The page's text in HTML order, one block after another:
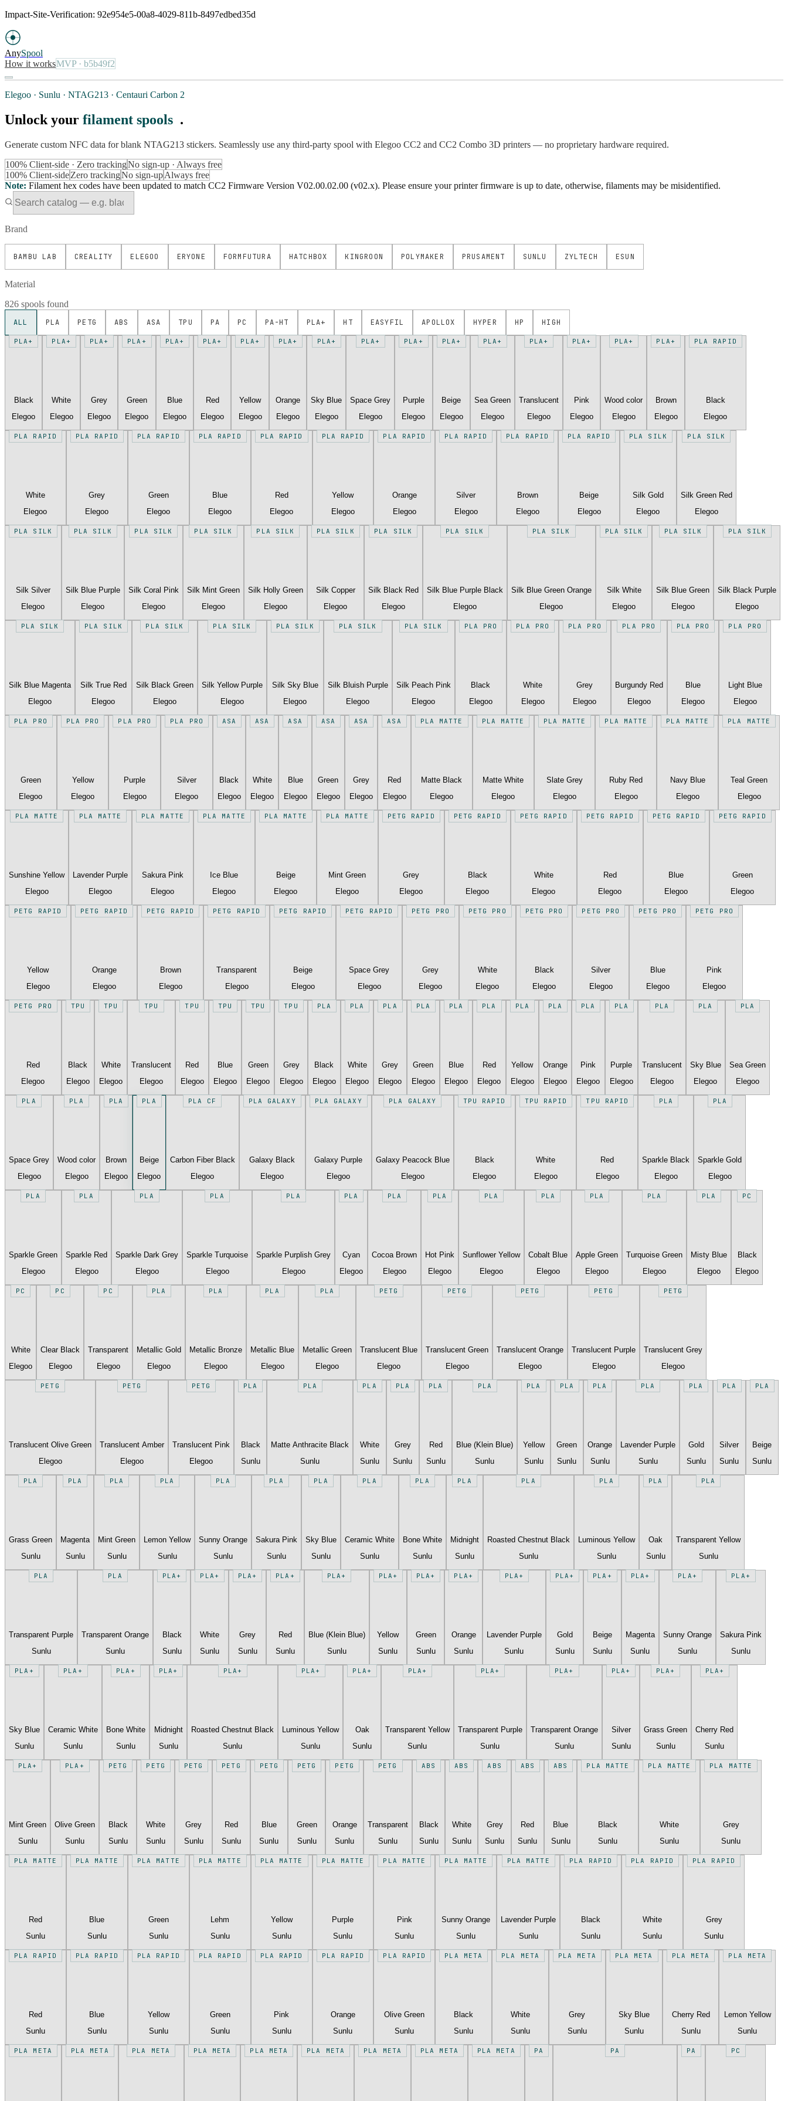
Impact-Site-Verification: 92e954e5-00a8-4029-811b-8497edbed35d
AnySpool
How it worksMVP· b5b49f2
Elegoo · Sunlu · NTAG213 · Centauri Carbon 2
Unlock your filament spools .
Generate custom NFC data for blank NTAG213 stickers. Seamlessly use any third-party spool with Elegoo CC2 and CC2 Combo 3D printers — no proprietary hardware required.
100% Client-side · Zero trackingNo sign-up · Always free
100% Client-sideZero trackingNo sign-upAlways free
Note: Filament hex codes have been updated to match CC2 Firmware Version V02.00.02.00 (v02.x). Please ensure your printer firmware is up to date, otherwise, filaments may be misidentified.
Brand
BAMBU LAB CREALITY ELEGOO ERYONE FORMFUTURA HATCHBOX KINGROON POLYMAKER PRUSAMENT SUNLU ZYLTECH ESUN
Material
826 spools found
ALL PLA PETG ABS ASA TPU PA PC PA-HT PLA+ HT EASYFIL APOLLOX HYPER HP HIGH
PLA+
Black
Elegoo
PLA+
White
Elegoo
PLA+
Grey
Elegoo
PLA+
Green
Elegoo
PLA+
Blue
Elegoo
PLA+
Red
Elegoo
PLA+
Yellow
Elegoo
PLA+
Orange
Elegoo
PLA+
Sky Blue
Elegoo
PLA+
Space Grey
Elegoo
PLA+
Purple
Elegoo
PLA+
Beige
Elegoo
PLA+
Sea Green
Elegoo
PLA+
Translucent
Elegoo
PLA+
Pink
Elegoo
PLA+
Wood color
Elegoo
PLA+
Brown
Elegoo
PLA RAPID
Black
Elegoo
PLA RAPID
White
Elegoo
PLA RAPID
Grey
Elegoo
PLA RAPID
Green
Elegoo
PLA RAPID
Blue
Elegoo
PLA RAPID
Red
Elegoo
PLA RAPID
Yellow
Elegoo
PLA RAPID
Orange
Elegoo
PLA RAPID
Silver
Elegoo
PLA RAPID
Brown
Elegoo
PLA RAPID
Beige
Elegoo
PLA SILK
Silk Gold
Elegoo
PLA SILK
Silk Green Red
Elegoo
PLA SILK
Silk Silver
Elegoo
PLA SILK
Silk Blue Purple
Elegoo
PLA SILK
Silk Coral Pink
Elegoo
PLA SILK
Silk Mint Green
Elegoo
PLA SILK
Silk Holly Green
Elegoo
PLA SILK
Silk Copper
Elegoo
PLA SILK
Silk Black Red
Elegoo
PLA SILK
Silk Blue Purple Black
Elegoo
PLA SILK
Silk Blue Green Orange
Elegoo
PLA SILK
Silk White
Elegoo
PLA SILK
Silk Blue Green
Elegoo
PLA SILK
Silk Black Purple
Elegoo
PLA SILK
Silk Blue Magenta
Elegoo
PLA SILK
Silk True Red
Elegoo
PLA SILK
Silk Black Green
Elegoo
PLA SILK
Silk Yellow Purple
Elegoo
PLA SILK
Silk Sky Blue
Elegoo
PLA SILK
Silk Bluish Purple
Elegoo
PLA SILK
Silk Peach Pink
Elegoo
PLA PRO
Black
Elegoo
PLA PRO
White
Elegoo
PLA PRO
Grey
Elegoo
PLA PRO
Burgundy Red
Elegoo
PLA PRO
Blue
Elegoo
PLA PRO
Light Blue
Elegoo
PLA PRO
Green
Elegoo
PLA PRO
Yellow
Elegoo
PLA PRO
Purple
Elegoo
PLA PRO
Silver
Elegoo
ASA
Black
Elegoo
ASA
White
Elegoo
ASA
Blue
Elegoo
ASA
Green
Elegoo
ASA
Grey
Elegoo
ASA
Red
Elegoo
PLA MATTE
Matte Black
Elegoo
PLA MATTE
Matte White
Elegoo
PLA MATTE
Slate Grey
Elegoo
PLA MATTE
Ruby Red
Elegoo
PLA MATTE
Navy Blue
Elegoo
PLA MATTE
Teal Green
Elegoo
PLA MATTE
Sunshine Yellow
Elegoo
PLA MATTE
Lavender Purple
Elegoo
PLA MATTE
Sakura Pink
Elegoo
PLA MATTE
Ice Blue
Elegoo
PLA MATTE
Beige
Elegoo
PLA MATTE
Mint Green
Elegoo
PETG RAPID
Grey
Elegoo
PETG RAPID
Black
Elegoo
PETG RAPID
White
Elegoo
PETG RAPID
Red
Elegoo
PETG RAPID
Blue
Elegoo
PETG RAPID
Green
Elegoo
PETG RAPID
Yellow
Elegoo
PETG RAPID
Orange
Elegoo
PETG RAPID
Brown
Elegoo
PETG RAPID
Transparent
Elegoo
PETG RAPID
Beige
Elegoo
PETG RAPID
Space Grey
Elegoo
PETG PRO
Grey
Elegoo
PETG PRO
White
Elegoo
PETG PRO
Black
Elegoo
PETG PRO
Silver
Elegoo
PETG PRO
Blue
Elegoo
PETG PRO
Pink
Elegoo
PETG PRO
Red
Elegoo
TPU
Black
Elegoo
TPU
White
Elegoo
TPU
Translucent
Elegoo
TPU
Red
Elegoo
TPU
Blue
Elegoo
TPU
Green
Elegoo
TPU
Grey
Elegoo
PLA
Black
Elegoo
PLA
White
Elegoo
PLA
Grey
Elegoo
PLA
Green
Elegoo
PLA
Blue
Elegoo
PLA
Red
Elegoo
PLA
Yellow
Elegoo
PLA
Orange
Elegoo
PLA
Pink
Elegoo
PLA
Purple
Elegoo
PLA
Translucent
Elegoo
PLA
Sky Blue
Elegoo
PLA
Sea Green
Elegoo
PLA
Space Grey
Elegoo
PLA
Wood color
Elegoo
PLA
Brown
Elegoo
PLA
Beige
Elegoo
PLA CF
Carbon Fiber Black
Elegoo
PLA GALAXY
Galaxy Black
Elegoo
PLA GALAXY
Galaxy Purple
Elegoo
PLA GALAXY
Galaxy Peacock Blue
Elegoo
TPU RAPID
Black
Elegoo
TPU RAPID
White
Elegoo
TPU RAPID
Red
Elegoo
PLA
Sparkle Black
Elegoo
PLA
Sparkle Gold
Elegoo
PLA
Sparkle Green
Elegoo
PLA
Sparkle Red
Elegoo
PLA
Sparkle Dark Grey
Elegoo
PLA
Sparkle Turquoise
Elegoo
PLA
Sparkle Purplish Grey
Elegoo
PLA
Cyan
Elegoo
PLA
Cocoa Brown
Elegoo
PLA
Hot Pink
Elegoo
PLA
Sunflower Yellow
Elegoo
PLA
Cobalt Blue
Elegoo
PLA
Apple Green
Elegoo
PLA
Turquoise Green
Elegoo
PLA
Misty Blue
Elegoo
PC
Black
Elegoo
PC
White
Elegoo
PC
Clear Black
Elegoo
PC
Transparent
Elegoo
PLA
Metallic Gold
Elegoo
PLA
Metallic Bronze
Elegoo
PLA
Metallic Blue
Elegoo
PLA
Metallic Green
Elegoo
PETG
Translucent Blue
Elegoo
PETG
Translucent Green
Elegoo
PETG
Translucent Orange
Elegoo
PETG
Translucent Purple
Elegoo
PETG
Translucent Grey
Elegoo
PETG
Translucent Olive Green
Elegoo
PETG
Translucent Amber
Elegoo
PETG
Translucent Pink
Elegoo
PLA
Black
Sunlu
PLA
Matte Anthracite Black
Sunlu
PLA
White
Sunlu
PLA
Grey
Sunlu
PLA
Red
Sunlu
PLA
Blue (Klein Blue)
Sunlu
PLA
Yellow
Sunlu
PLA
Green
Sunlu
PLA
Orange
Sunlu
PLA
Lavender Purple
Sunlu
PLA
Gold
Sunlu
PLA
Silver
Sunlu
PLA
Beige
Sunlu
PLA
Grass Green
Sunlu
PLA
Magenta
Sunlu
PLA
Mint Green
Sunlu
PLA
Lemon Yellow
Sunlu
PLA
Sunny Orange
Sunlu
PLA
Sakura Pink
Sunlu
PLA
Sky Blue
Sunlu
PLA
Ceramic White
Sunlu
PLA
Bone White
Sunlu
PLA
Midnight
Sunlu
PLA
Roasted Chestnut Black
Sunlu
PLA
Luminous Yellow
Sunlu
PLA
Oak
Sunlu
PLA
Transparent Yellow
Sunlu
PLA
Transparent Purple
Sunlu
PLA
Transparent Orange
Sunlu
PLA+
Black
Sunlu
PLA+
White
Sunlu
PLA+
Grey
Sunlu
PLA+
Red
Sunlu
PLA+
Blue (Klein Blue)
Sunlu
PLA+
Yellow
Sunlu
PLA+
Green
Sunlu
PLA+
Orange
Sunlu
PLA+
Lavender Purple
Sunlu
PLA+
Gold
Sunlu
PLA+
Beige
Sunlu
PLA+
Magenta
Sunlu
PLA+
Sunny Orange
Sunlu
PLA+
Sakura Pink
Sunlu
PLA+
Sky Blue
Sunlu
PLA+
Ceramic White
Sunlu
PLA+
Bone White
Sunlu
PLA+
Midnight
Sunlu
PLA+
Roasted Chestnut Black
Sunlu
PLA+
Luminous Yellow
Sunlu
PLA+
Oak
Sunlu
PLA+
Transparent Yellow
Sunlu
PLA+
Transparent Purple
Sunlu
PLA+
Transparent Orange
Sunlu
PLA+
Silver
Sunlu
PLA+
Grass Green
Sunlu
PLA+
Cherry Red
Sunlu
PLA+
Mint Green
Sunlu
PLA+
Olive Green
Sunlu
PETG
Black
Sunlu
PETG
White
Sunlu
PETG
Grey
Sunlu
PETG
Red
Sunlu
PETG
Blue
Sunlu
PETG
Green
Sunlu
PETG
Orange
Sunlu
PETG
Transparent
Sunlu
ABS
Black
Sunlu
ABS
White
Sunlu
ABS
Grey
Sunlu
ABS
Red
Sunlu
ABS
Blue
Sunlu
PLA MATTE
Black
Sunlu
PLA MATTE
White
Sunlu
PLA MATTE
Grey
Sunlu
PLA MATTE
Red
Sunlu
PLA MATTE
Blue
Sunlu
PLA MATTE
Green
Sunlu
PLA MATTE
Lehm
Sunlu
PLA MATTE
Yellow
Sunlu
PLA MATTE
Purple
Sunlu
PLA MATTE
Pink
Sunlu
PLA MATTE
Sunny Orange
Sunlu
PLA MATTE
Lavender Purple
Sunlu
PLA RAPID
Black
Sunlu
PLA RAPID
White
Sunlu
PLA RAPID
Grey
Sunlu
PLA RAPID
Red
Sunlu
PLA RAPID
Blue
Sunlu
PLA RAPID
Yellow
Sunlu
PLA RAPID
Green
Sunlu
PLA RAPID
Pink
Sunlu
PLA RAPID
Orange
Sunlu
PLA RAPID
Olive Green
Sunlu
PLA META
Black
Sunlu
PLA META
White
Sunlu
PLA META
Grey
Sunlu
PLA META
Sky Blue
Sunlu
PLA META
Cherry Red
Sunlu
PLA META
Lemon Yellow
Sunlu
PLA META PLA META PLA META PLA META PLA META PLA META PLA META PLA META PLA META PA PA PA PC